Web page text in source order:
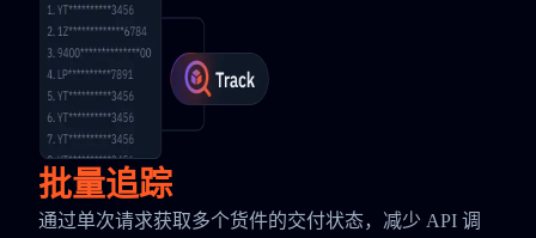
批量追踪
通过单次请求获取多个货件的交付状态，减少 API 调